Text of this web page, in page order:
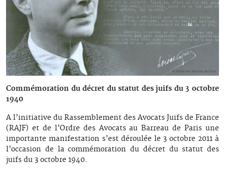
Commémoration du décret du statut des juifs du 3 octobre
1940
A l’initiative du Rassemblement des Avocats Juifs de France
(RAJF) et de l’Ordre des Avocats au Barreau de Paris une
importante manifestation s’est déroulée le 3 octobre 2011 à
l’occasion de la commémoration du décret du statut des
juifs du 3 octobre 1940.